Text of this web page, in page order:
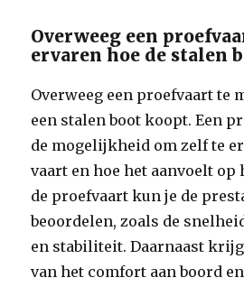
Overweeg een
ervaren hoe de stalen
Overweeg een proefvaart te
een stalen boot koopt. Een
de mogelijkheid om zelf te
vaart en hoe het aanvoelt op
de proefvaart kun je de
beoordelen, zoals de
en stabiliteit. Daarnaast krijg
van het comfort aan boord